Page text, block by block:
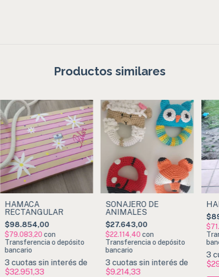
Productos similares
HAMACA
RECTANGULAR
$98.854,00
$79.083,20 con
Transferencia o depósito
bancario
3 cuotas sin interés de
$32.951,33
SONAJERO DE
ANIMALES
$27.643,00
$22.114,40 con
Transferencia o depósito
bancario
3 cuotas sin interés de
$9.214,33
3